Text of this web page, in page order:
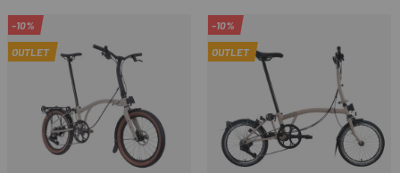
-10%
OUTLET
-10%
OUTLET